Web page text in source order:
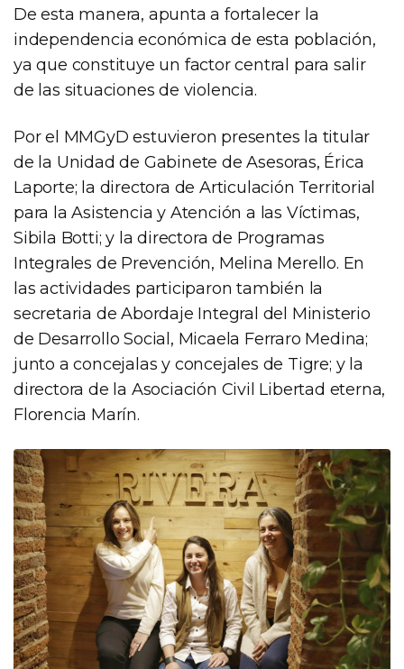
De esta manera, apunta a fortalecer la
independencia económica de esta población,
ya que constituye un factor central para salir
de las situaciones de violencia.
Por el MMGyD estuvieron presentes la titular
de la Unidad de Gabinete de Asesoras, Érica
Laporte; la directora de Articulación Territorial
para la Asistencia y Atención a las Víctimas,
Sibila Botti; y la directora de Programas
Integrales de Prevención, Melina Merello. En
las actividades participaron también la
secretaria de Abordaje Integral del Ministerio
de Desarrollo Social, Micaela Ferraro Medina;
junto a concejalas y concejales de Tigre; y la
directora de la Asociación Civil Libertad eterna,
Florencia Marín.